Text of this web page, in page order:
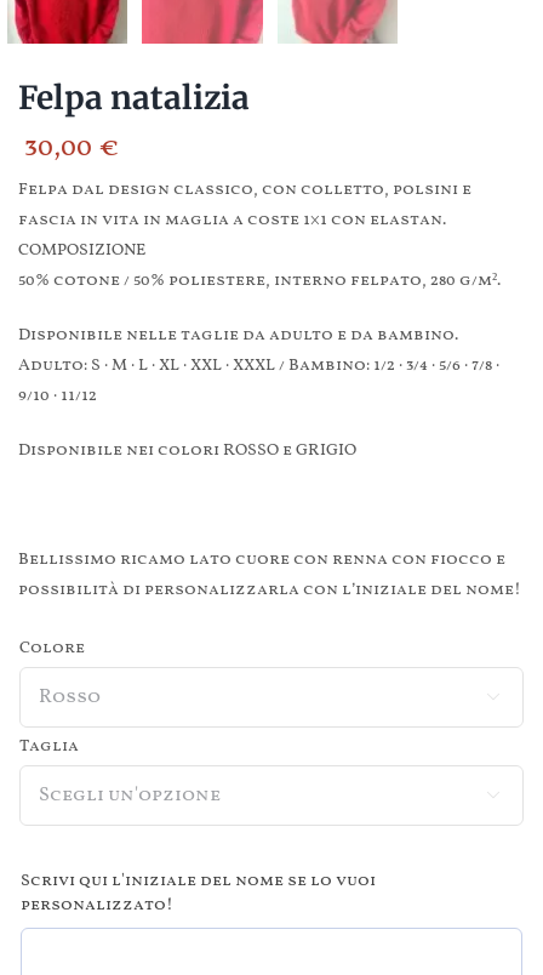
Felpa natalizia
30,00 €
Felpa dal design classico, con colletto, polsini e
fascia in vita in maglia a coste 1×1 con elastan.
COMPOSIZIONE
50% cotone / 50% poliestere, interno felpato, 280 g/m².
Disponibile nelle taglie da adulto e da bambino.
Adulto: S · M · L · XL · XXL · XXXL / Bambino: 1/2 · 3/4 · 5/6 · 7/8 ·
9/10 · 11/12
Disponibile nei colori ROSSO e GRIGIO
Bellissimo ricamo lato cuore con renna con fiocco e
possibilità di personalizzarla con l’iniziale del nome!
Colore

Taglia

Scrivi qui l'iniziale del nome se lo vuoi
personalizzato!